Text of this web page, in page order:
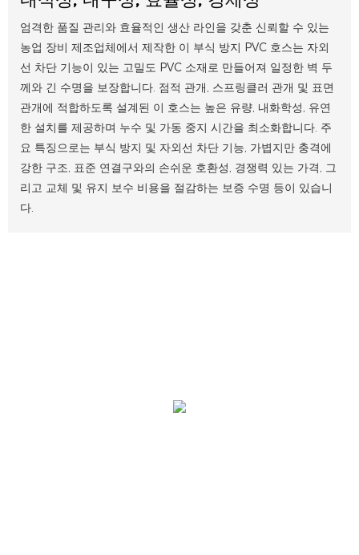
엄격한 품질 관리와 효율적인 생산 라인을 갖춘 신뢰할 수 있는
농업 장비 제조업체에서 제작한 이 부식 방지 PVC 호스는 자외
선 차단 기능이 있는 고밀도 PVC 소재로 만들어져 일정한 벽 두
께와 긴 수명을 보장합니다. 점적 관개, 스프링클러 관개 및 표면
관개에 적합하도록 설계된 이 호스는 높은 유량, 내화학성, 유연
한 설치를 제공하며 누수 및 가동 중지 시간을 최소화합니다. 주
요 특징으로는 부식 방지 및 자외선 차단 기능, 가볍지만 충격에
강한 구조, 표준 연결구와의 손쉬운 호환성, 경쟁력 있는 가격, 그
리고 교체 및 유지 보수 비용을 절감하는 보증 수명 등이 있습니
다.